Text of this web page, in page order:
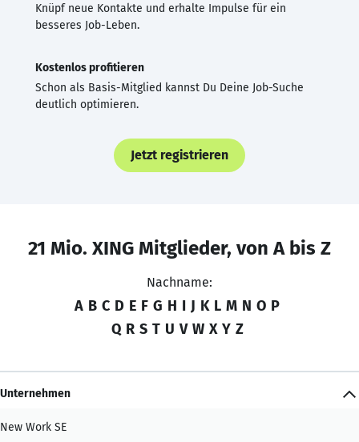
Knüpf neue Kontakte und erhalte Impulse für ein
besseres Job-Leben.
Kostenlos profitieren
Schon als Basis-Mitglied kannst Du Deine Job-Suche
deutlich optimieren.
Jetzt registrieren
21 Mio. XING Mitglieder, von A bis Z
Nachname:
A B C D E F G H I J K L M N O P
Q R S T U V W X Y Z
Unternehmen
New Work SE